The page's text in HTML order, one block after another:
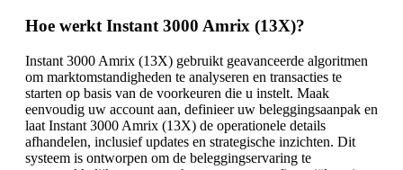
Hoe werkt Instant 3000 Amrix (13X)?
Instant 3000 Amrix (13X) gebruikt geavanceerde algoritmen
om marktomstandigheden te analyseren en transacties te
starten op basis van de voorkeuren die u instelt. Maak
eenvoudig uw account aan, definieer uw beleggingsaanpak en
laat Instant 3000 Amrix (13X) de operationele details
afhandelen, inclusief updates en strategische inzichten. Dit
systeem is ontworpen om de beleggingservaring te